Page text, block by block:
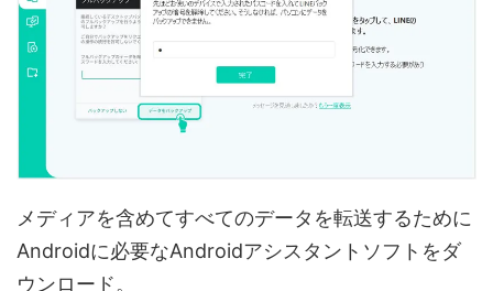
メディアを含めてすべてのデータを転送するために
Androidに必要なAndroidアシスタントソフトをダ
ウンロード。